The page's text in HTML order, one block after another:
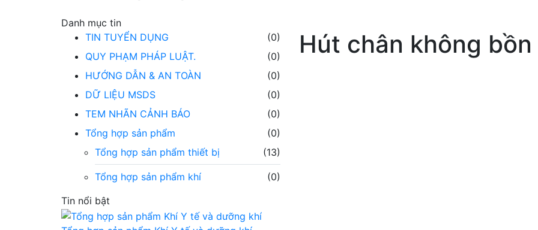
Hút chân không
Danh mục tin
TIN TUYỂN DỤNG
(0)
QUY PHẠM PHÁP LUẬT.
(0)
HƯỚNG DẪN & AN TOÀN
(0)
DỮ LIỆU MSDS
(0)
TEM NHÃN CẢNH BÁO
(0)
Tổng hợp sản phẩm
(0)
Tổng hợp sản phẩm thiết bị
(13)
Tổng hợp sản phẩm khí
(0)
Tin nổi bật